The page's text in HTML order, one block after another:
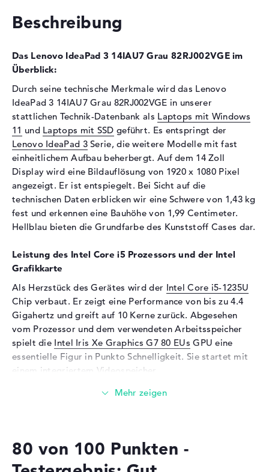
Schnittstelle
Laufwerks-Typ
ohne Laufwerk
Display-Typ
14" TFT
Max. Auflösung
1920 x 1080
Auflösungstyp
Full-HD
Besonderheiten
Display, entspiegelt, LED-
Hintergrundbeleuchtung, IPS
Panel
Kartenleser
Unterstützte Flash-
MMC, SD Memory Card,
Audio
Soundkarte
Mikrofon
vorhanden
Webcam
Sensorauflösung
0,9 MP
Eingabegeräte
Tastatur
WLAN
802.11a, 802.11ac, 802.11b,
802.11g, 802.11n
Beschreibung
Das Lenovo IdeaPad 3 14IAU7 Grau 82RJ002VGE im
Überblick:
Durch seine technische Merkmale wird das Lenovo
IdeaPad 3 14IAU7 Grau 82RJ002VGE in unserer
stattlichen Technik-Datenbank als Laptops mit Windows
11 und Laptops mit SSD geführt. Es entspringt der
Lenovo IdeaPad 3Serie, die weitere Modelle mit fast
einheitlichem Aufbau beherbergt. Auf dem 14 Zoll
Display wird eine Bildauflösung von 1920 x 1080 Pixel
angezeigt. Er ist entspiegelt. Bei Sicht auf die
technischen Daten erblicken wir eine Schwere von 1,43 kg
fest und erkennen eine Bauhöhe von 1,99 Centimeter.
Hellblau bieten die Grundfarbe des Kunststoff Cases dar.
Leistung des Intel Core i5 Prozessors und der Intel
Grafikkarte
Als Herzstück des Gerätes wird der Intel Core i5-1235U
Chip verbaut. Er zeigt eine Performance von bis zu 4.4
Gigahertz und greift auf 10 Kerne zurück. Abgesehen
vom Prozessor und dem verwendeten Arbeitsspeicher
spielt die Intel Iris Xe Graphics G7 80 EUs GPU eine
essentielle Figur in Punkto Schnelligkeit. Sie startet mit
einem integriertem Videospeicher.
Wieviel Speicher hat das Lenovo IdeaPad 3 14IAU7
Komponenten, sind 8 GB Arbeitsspeicher (RAM)
80 von 100 Punkten -